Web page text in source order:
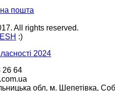
пошта
All rights reserved.
:)
2024
26 64
обл, м. Шепетівка,